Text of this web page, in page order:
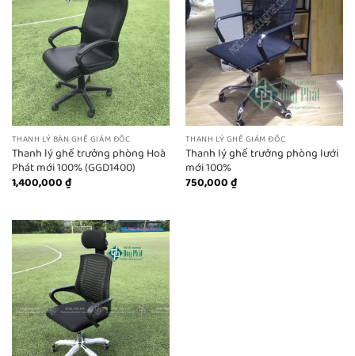
THANH LÝ BÀN GHẾ GIÁM ĐỐC
Thanh lý ghế trưởng phòng Hoà
Phát mới 100% (GGD1400)
1,400,000₫
THANH LÝ GHẾ GIÁM ĐỐC
Thanh lý ghế trưởng phòng lưới
mới 100%
750,000₫